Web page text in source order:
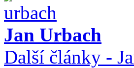
Jan Urbach
Další články -